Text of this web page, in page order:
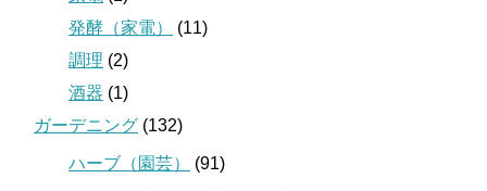
発酵（家電）
(11)
調理 (2)
酒器 (1)
ガーデニング (132)
ハーブ（園芸） (91)